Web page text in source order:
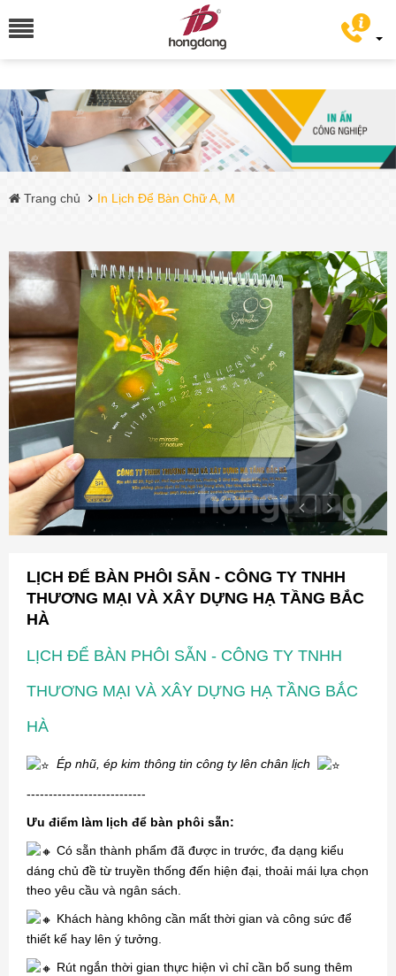
Trang chủ In Lịch Để Bàn Chữ A, M
LỊCH ĐỂ BÀN PHÔI SẴN - CÔNG TY TNHH
THƯƠNG MẠI VÀ XÂY DỰNG HẠ TẦNG BẮC
HÀ
LỊCH ĐỂ BÀN PHÔI SẴN - CÔNG TY TNHH
THƯƠNG MẠI VÀ XÂY DỰNG HẠ TẦNG BẮC
HÀ
Ép nhũ, ép kim thông tin công ty lên chân lịch
---------------------------
Ưu điểm làm lịch để bàn phôi sẵn:
Có sẵn thành phẩm đã được in trước, đa dạng kiểu
dáng chủ đề từ truyền thống đến hiện đại, thoải mái lựa chọn
theo yêu cầu và ngân sách.
Khách hàng không cần mất thời gian và công sức để
thiết kế hay lên ý tưởng.
Rút ngắn thời gian thực hiện vì chỉ cần bổ sung thêm